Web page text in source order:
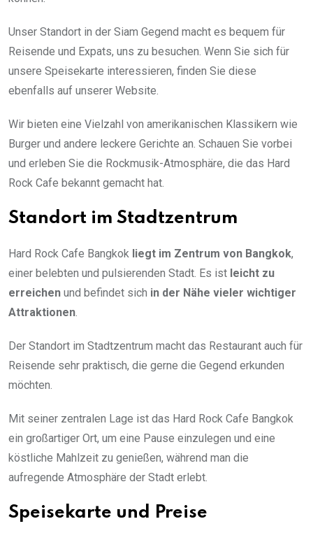
Unser Standort in der Siam Gegend macht es bequem für
Reisende und Expats, uns zu besuchen. Wenn Sie sich für
unsere Speisekarte interessieren, finden Sie diese
ebenfalls auf unserer Website.
Wir bieten eine Vielzahl von amerikanischen Klassikern wie
Burger und andere leckere Gerichte an. Schauen Sie vorbei
und erleben Sie die Rockmusik-Atmosphäre, die das Hard
Rock Cafe bekannt gemacht hat.
Standort im Stadtzentrum
Hard Rock Cafe Bangkok liegt im Zentrum von Bangkok,
einer belebten und pulsierenden Stadt. Es ist leicht zu
erreichen und befindet sich in der Nähe vieler wichtiger
Attraktionen
Der Standort im Stadtzentrum macht das Restaurant auch für
Reisende sehr praktisch, die gerne die Gegend erkunden
möchten.
Mit seiner zentralen Lage ist das Hard Rock Cafe Bangkok
ein großartiger Ort, um eine Pause einzulegen und eine
köstliche Mahlzeit zu genießen, während man die
aufregende Atmosphäre der Stadt erlebt.
Speisekarte und Preise